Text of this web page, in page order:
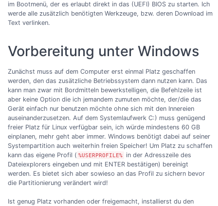
im Bootmenü, der es erlaubt direkt in das (UEFI) BIOS zu starten. Ich
werde alle zusätzlich benötigten Werkzeuge, bzw. deren Download im
Text verlinken.
Vorbereitung unter Windows
Zunächst muss auf dem Computer erst einmal Platz geschaffen
werden, den das zusätzliche Betriebssystem dann nutzen kann. Das
kann man zwar mit Bordmitteln bewerkstelligen, die Befehlzeile ist
aber keine Option die ich jemandem zumuten möchte, der/die das
Gerät einfach nur benutzen möchte ohne sich mit den Innereien
auseinanderzusetzen. Auf dem Systemlaufwerk C:) muss genügend
freier Platz für Linux verfügbar sein, ich würde mindestens 60 GB
einplanen, mehr geht aber immer. Windows benötigt dabei auf seiner
Systempartition auch weiterhin freien Speicher! Um Platz zu schaffen
kann das eigene Profil ( %USERPROFILE%
in der Adresszeile des
Dateiexplorers eingeben und mit ENTER bestätigen) bereinigt
werden. Es bietet sich aber sowieso an das Profil zu sichern bevor
die Partitionierung verändert wird!
Ist genug Platz vorhanden oder freigemacht, installierst du den